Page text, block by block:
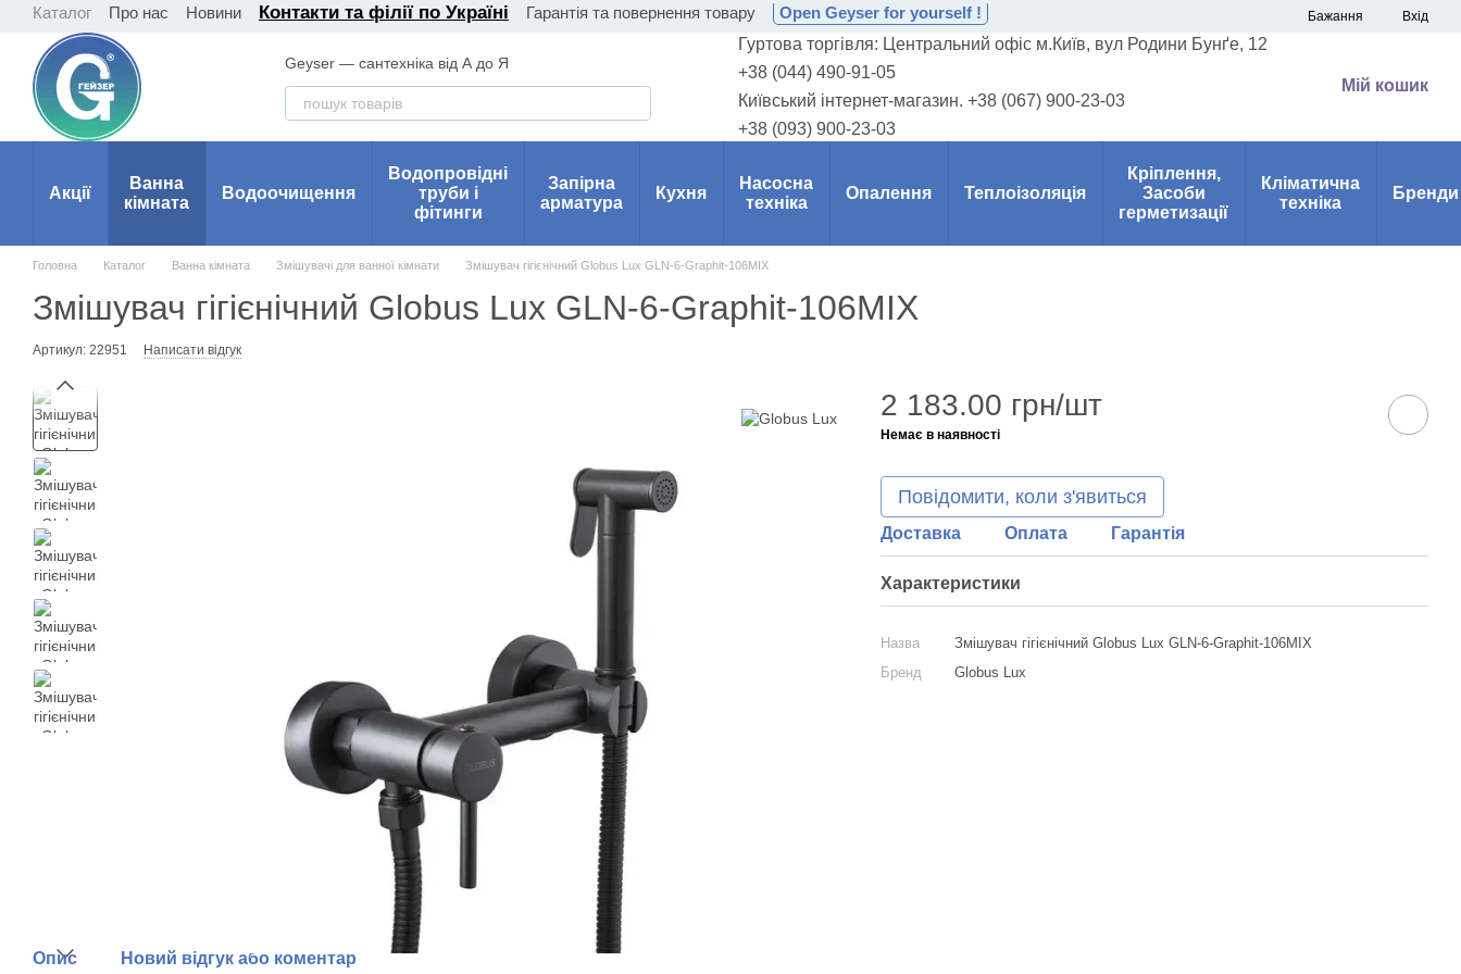
Перейти до основного контенту
Каталог Про нас Новини Контакти та філії по Україні Гарантія та повернення товару Open Geyser for yourself ! Бажання Вхід
Geyser — сантехніка від А до Я
Гуртова торгівля: Центральний офіс м.Київ, вул Родини Бунґе, 12
+38 (044) 490-91-05
Київський інтернет-магазин. +38 (067) 900-23-03
+38 (093) 900-23-03
Мій кошик
Акції
Ванна
кімната
Водоочищення
Водопровідні
труби і
фітинги
Запірна
арматура
Кухня
Насосна
техніка
Опалення Теплоізоляція
Кріплення,
Засоби
герметизації
Кліматична
техніка
Бренди
Головна Каталог Ванна кімната Змішувачі для ванної кімнати Змішувач гігієнічний Globus Lux GLN-6-Graphit-106MIX
Змішувач гігієнічний Globus Lux GLN-6-Graphit-106MIX
Артикул: 22951 Написати відгук
Опис Новий відгук або коментар
2 183.00 грн/шт
Немає в наявності
Повідомити, коли з'явиться
Доставка Оплата Гарантія
Характеристики
Назва
Змішувач гігієнічний Globus Lux GLN-6-Graphit-106MIX
Бренд
Globus Lux